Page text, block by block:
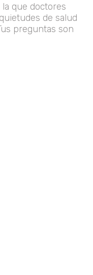
la que doctores
de salud
preguntas son